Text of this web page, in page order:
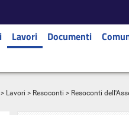
Lavori Documenti
> Lavori > Resoconti > Resoconti